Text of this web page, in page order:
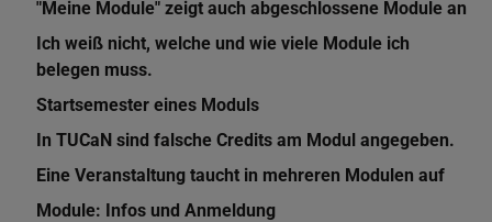
"Meine Module" zeigt auch abgeschlossene Module an
Ich weiß nicht, welche und wie viele Module ich
belegen muss.
Startsemester eines Moduls
In TUCaN sind falsche Credits am Modul angegeben.
Eine Veranstaltung taucht in mehreren Modulen auf
Module: Infos und Anmeldung